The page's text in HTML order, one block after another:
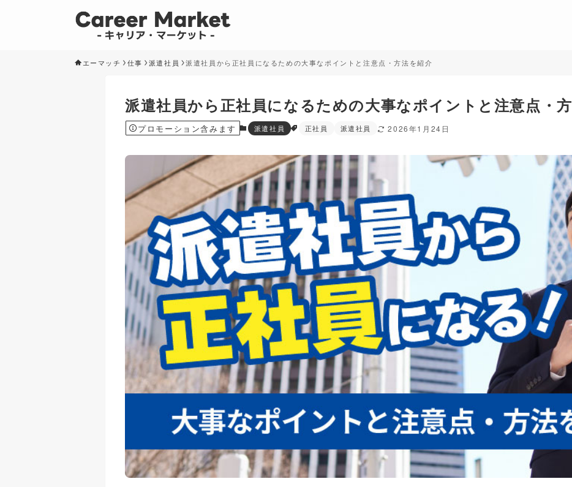
エーマッチ 仕事 派遣社員 派遣社員から正社員になるための大事なポイントと注意点・方法を紹介
派遣社員から正社員になるための大事なポイントと注意点・
プロモーション含みます 派遣社員 正社員 派遣社員 2026年1月24日